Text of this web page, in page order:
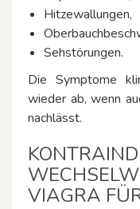
Hitzewallungen,
Sehstörungen.
Die Symptome
wieder ab, wenn
nachlässt.
VIAGRA